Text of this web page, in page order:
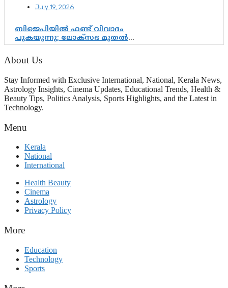
July 19, 2026
ബിജെപിയിൽ ഫണ്ട് വിവാദം
പുകയുന്നു; ലോക്സഭ മുതൽ
നിയമസഭ വരെ 140 മണ്ഡലങ്ങളിലെ
ഫണ്ട് വിനിയോഗം
പരിശോധിക്കുമോ? കേന്ദ്രത്തിനും
ഘടകത്തോട് അതൃപ്തി
About Us
Stay Informed with Exclusive International, National, Kerala News,
Astrology Insights, Cinema Updates, Educational Trends, Health &
Beauty Tips, Politics Analysis, Sports Highlights, and the Latest in
Technology.
Menu
Kerala
National
International
Health Beauty
Cinema
Astrology
Privacy Policy
More
Education
Technology
Sports